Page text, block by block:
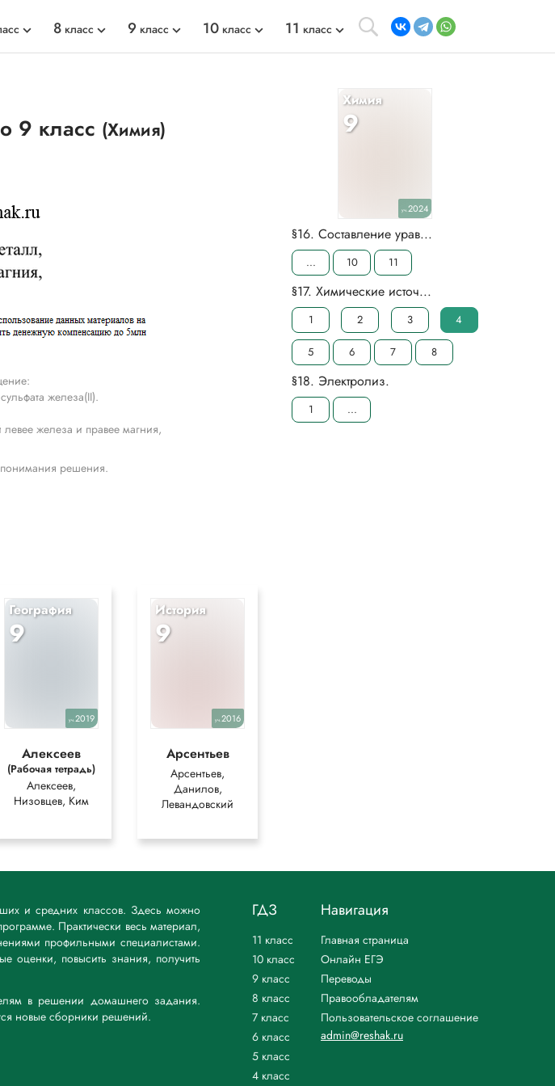
8 класс 9 класс 10 класс 11 класс
9 класс (Химия)
железа(II).
железа и правее магния,
понимания решения.
География
9
уч.2019
Алексеев
(Рабочая тетрадь)
Алексеев,
Низовцев, Ким
История
9
уч.2016
Арсентьев
Арсентьев,
Данилов,
Левандовский
Химия
9
уч.2024
§16. Составление урав...
... 10 11
§17. Химические источ...
1 2 3 4
5 6 7 8
§18. Электролиз.
1 ...
и средних классов. Здесь можно
Практически весь материал,
профильными специалистами.
оценки, повысить знания, получить
в решении домашнего задания.
новые сборники решений.
ГДЗ
11 класс
10 класс
9 класс
8 класс
7 класс
6 класс
5 класс
4 класс
Навигация
Главная страница
Онлайн ЕГЭ
Переводы
Правообладателям
Пользовательское соглашение
admin@reshak.ru